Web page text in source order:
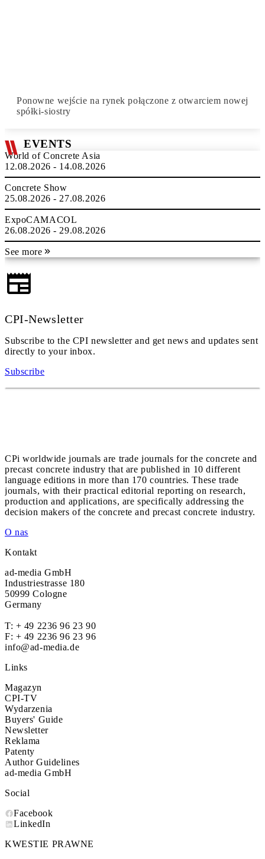
Ponowne wejście na rynek połączone z otwarciem nowej
spółki-siostry
EVENTS
World of Concrete Asia
12.08.2026 - 14.08.2026
Concrete Show
25.08.2026 - 27.08.2026
ExpoCAMACOL
26.08.2026 - 29.08.2026
See more
CPI-Newsletter
Subscribe to the CPI newsletter and get news and updates sent
directly to your inbox.
Subscribe
CPi worldwide journals are trade journals for the concrete and
precast concrete industry that are published in 10 different
language editions in more than 170 countries. These trade
journals, with their practical editorial reporting on research,
production and applications, are specifically addressing the
decision makers of the concrete and precast concrete industry.
O nas
Kontakt
ad-media GmbH
Industriestrasse 180
50999 Cologne
Germany
T: + 49 2236 96 23 90
F: + 49 2236 96 23 96
info@ad-media.de
Links
Magazyn
CPI-TV
Wydarzenia
Buyers' Guide
Newsletter
Reklama
Patenty
Author Guidelines
ad-media GmbH
Social
Facebook
LinkedIn
KWESTIE PRAWNE